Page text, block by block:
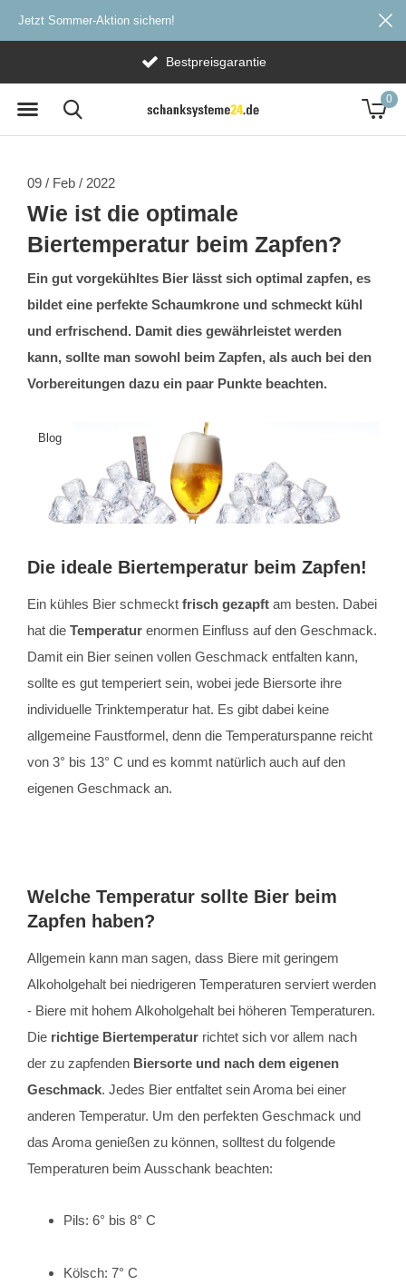
0
Versandkostenfrei ab 20€
Jetzt Sommer-Aktion sichern!
09 / Feb / 2022
Wie ist die optimale
Biertemperatur beim Zapfen?
Ein gut vorgekühltes Bier lässt sich optimal zapfen, es
bildet eine perfekte Schaumkrone und schmeckt kühl
und erfrischend. Damit dies gewährleistet werden
kann, sollte man sowohl beim Zapfen, als auch bei den
Vorbereitungen dazu ein paar Punkte beachten.
Blog
Die ideale Biertemperatur beim Zapfen!
Ein kühles Bier schmeckt frisch gezapft am besten. Dabei
hat die Temperatur enormen Einfluss auf den Geschmack.
Damit ein Bier seinen vollen Geschmack entfalten kann,
sollte es gut temperiert sein, wobei jede Biersorte ihre
individuelle Trinktemperatur hat. Es gibt dabei keine
allgemeine Faustformel, denn die Temperaturspanne reicht
von 3° bis 13° C und es kommt natürlich auch auf den
eigenen Geschmack an.
Welche Temperatur sollte Bier beim
Zapfen haben?
Allgemein kann man sagen, dass Biere mit geringem
Alkoholgehalt bei niedrigeren Temperaturen serviert werden
- Biere mit hohem Alkoholgehalt bei höheren Temperaturen.
Die richtige Biertemperatur richtet sich vor allem nach
der zu zapfenden Biersorte und nach dem eigenen
Geschmack. Jedes Bier entfaltet sein Aroma bei einer
anderen Temperatur. Um den perfekten Geschmack und
das Aroma genießen zu können, solltest du folgende
Temperaturen beim Ausschank beachten:
Pils: 6° bis 8° C
Kölsch: 7° C